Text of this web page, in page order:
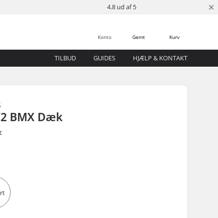
4.8 ud af 5 ×
Kurv
Gemt
Konto
TILBUD GUIDES HJÆLP & KONTAKT
BMX Dæk